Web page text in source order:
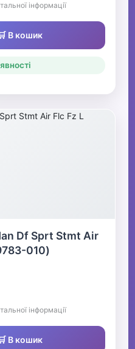
інформації
В кошик
Df Sprt Stmt Air
010)
інформації
В кошик